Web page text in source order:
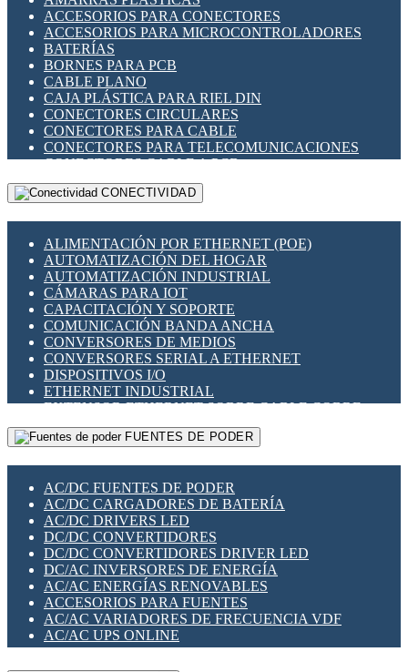
INDICADORES PARA PANEL
INTERFACES DE RELÉ
INTERRUPTORES FIN DE CARRERA
LLAVES CONMUTADORAS
MEDIDORES DE ENERGÍA Y TC'S DE CORRIENTE
MOTORES PASO A PASO
PANTALLAS HMI
PLC -CONTROLADORES LÓGICO PROGRAMABLES
PROGRAMADORES DE HORARIO
RELÉS DE PROTECCIÓN
SENSORES CAPACITIVOS
SENSORES INDUCTIVOS
TEMPORIZADORES
VARIACS
VARIADORES DE FRECUENCIA [VDF]
SECCIONADORES - INTERRUPTORES
MAQUINARIA
ACCESORIOS PARA CONECTORES
ACCESORIOS PARA MICROCONTROLADORES
BATERÍAS
BORNES PARA PCB
CABLE PLANO
CAJA PLÁSTICA PARA RIEL DIN
CONECTORES CIRCULARES
CONECTORES PARA CABLE
CONECTORES PARA TELECOMUNICACIONES
CONECTORES CABLE A PCB
CONECTORES PCB A CABLE
DIP SWITCHES
HERRAMIENTAS VARIAS
ILUMINACIÓN LED
INTERRUPTORES REED
INTERFACES DE RELÉ
OTROS RELÉS
PROTECCIÓN TÉRMICA
RELÉS AUTOMOTRICES
RELÉS DE SEÑAL
RELÉS DE ESTADO SÓLIDO SSR
RELÉS INDUSTRIALES
RELÉS MINIATURA DE POTENCIA
SENSORES MAGNÉTICOS
SWITCH Y MICROSWITCH
TARJETAS PI
UNIÓN Y DERIVACIÓN DE CABLE
CONECTIVIDAD
ALIMENTACIÓN POR ETHERNET (POE)
AUTOMATIZACIÓN DEL HOGAR
AUTOMATIZACIÓN INDUSTRIAL
CÁMARAS PARA IOT
CAPACITACIÓN Y SOPORTE
COMUNICACIÓN BANDA ANCHA
CONVERSORES DE MEDIOS
CONVERSORES SERIAL A ETHERNET
DISPOSITIVOS I/O
ETHERNET INDUSTRIAL
EXTENSOR ETHERNET SOBRE CABLE COBRE
GATEWAY LORAWAN
GESTIÓN DE REDES
PLACAS MODULARES IOT
SWITCHES Y REDES WIFI
SOLUCIONES IOT
SOLUCIONES LORAWAN
SOLUCIONES RED CELULAR
SEGURIDAD PARA REDES
SWITCHES LAN
TELEFONÍA IP (VOIP)
VIGILANCIA IP (CCTV)
MESHTASTIC
FUENTES DE PODER
AC/DC FUENTES DE PODER
AC/DC CARGADORES DE BATERÍA
AC/DC DRIVERS LED
DC/DC CONVERTIDORES
DC/DC CONVERTIDORES DRIVER LED
DC/AC INVERSORES DE ENERGÍA
AC/AC ENERGÍAS RENOVABLES
ACCESORIOS PARA FUENTES
AC/AC VARIADORES DE FRECUENCIA VDF
AC/AC UPS ONLINE